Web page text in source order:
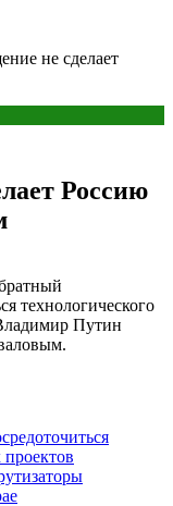
не сделает
Россию
технологического
Путин